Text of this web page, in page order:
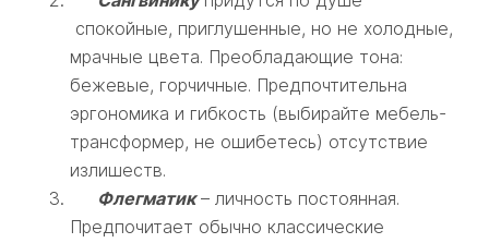
спокойные, приглушенные, но не холодные,
мрачные цвета. Преобладающие тона:
бежевые, горчичные. Предпочтительна
эргономика и гибкость (выбирайте мебель-
трансформер, не ошибетесь) отсутствие
излишеств.
Флегматик– личность постоянная.
Предпочитает обычно классические